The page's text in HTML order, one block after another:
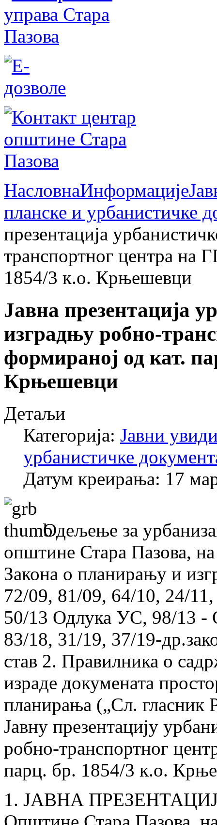
НасловнаИнформације
планске и урбанистичке
презентација
транспортног центра на
1854/3 к.о. Крњешевци
Јавна презентација
изградњу робно-
формираној од кат.
Крњешевци
Детаљи
Категорија: Јавни
урбанистичке
Датум креирања: 17
Одељење за
општине Стара Пазова,
Закона о планирању и
72/09, 81/09, 64/10, 24/
50/13 Одлука УС, 98/13 -
83/18, 31/19, 37/19-
став 2. Правилника о
израде докумената
планирања („Сл. гласник
Јавну презентацију
робно-транспортног
парц. бр. 1854/3 к.о.
1. ЈАВНА ПРЕЗЕНТАЦИЈА